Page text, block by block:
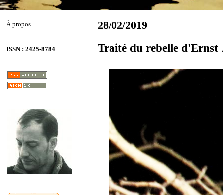
À propos
ISSN : 2425-8784
28/02/2019
Traité du rebelle d'Ernst